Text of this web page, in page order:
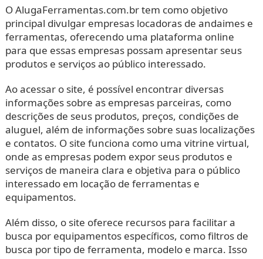
O AlugaFerramentas.com.br tem como objetivo
principal divulgar empresas locadoras de andaimes e
ferramentas, oferecendo uma plataforma online
para que essas empresas possam apresentar seus
produtos e serviços ao público interessado.
Ao acessar o site, é possível encontrar diversas
informações sobre as empresas parceiras, como
descrições de seus produtos, preços, condições de
aluguel, além de informações sobre suas localizações
e contatos. O site funciona como uma vitrine virtual,
onde as empresas podem expor seus produtos e
serviços de maneira clara e objetiva para o público
interessado em locação de ferramentas e
equipamentos.
Além disso, o site oferece recursos para facilitar a
busca por equipamentos específicos, como filtros de
busca por tipo de ferramenta, modelo e marca. Isso